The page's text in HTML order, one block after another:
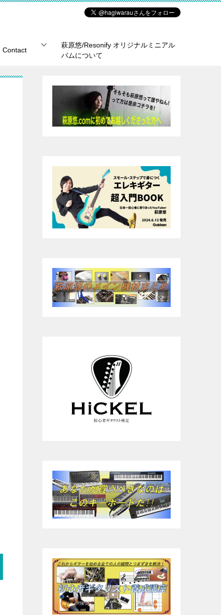
Contact
萩原悠/Resonify オリジナルミニアル
バムについて